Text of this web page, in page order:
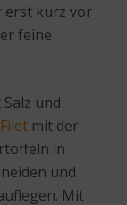
erst kurz vor
feine
und
Filet mit der
in
und
Mit